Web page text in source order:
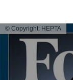
© Copyright: HEPTA